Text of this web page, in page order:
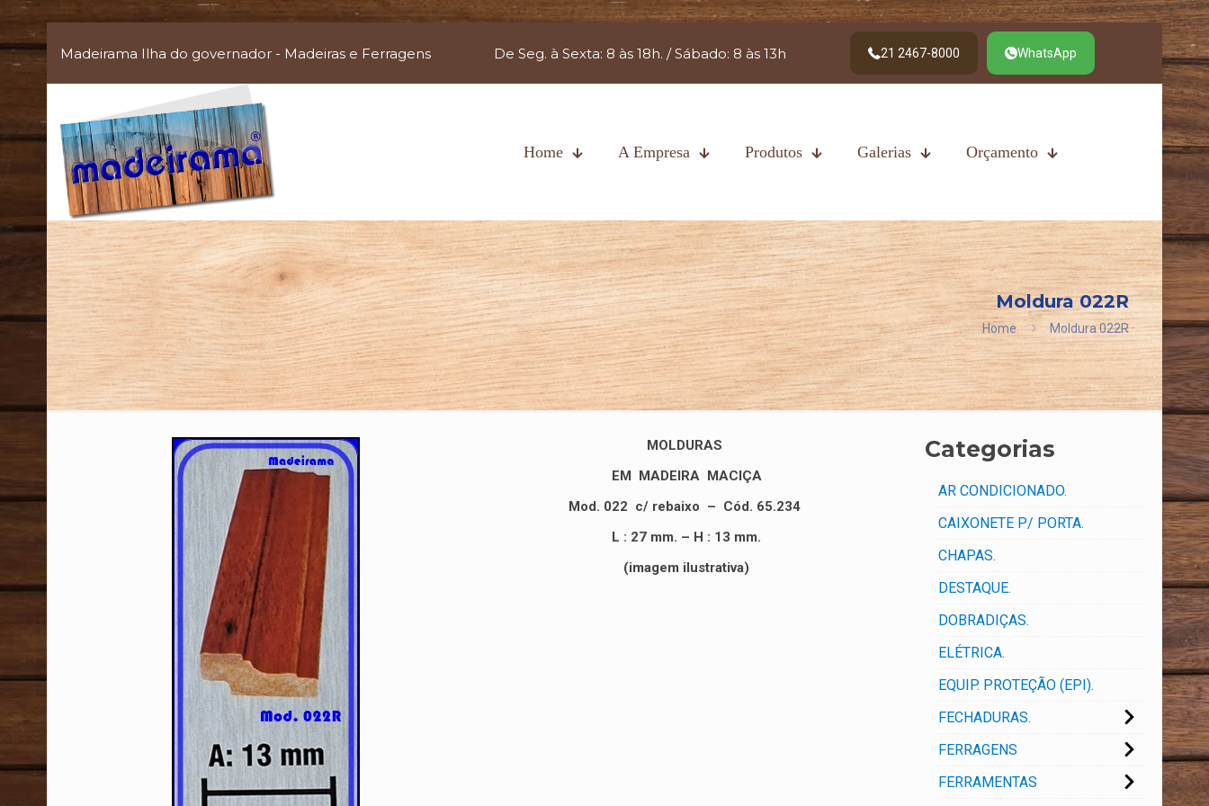
Madeirama Ilha do governador - Madeiras e Ferragens De Seg. à Sexta: 8 às 18h. / Sábado: 8 às 13h 21 2467-8000 WhatsApp
Home A Empresa Produtos Galerias Orçamento
Moldura 022R
Home Moldura 022R
MOLDURAS
EM MADEIRA MACIÇA
Mod. 022 c/ rebaixo – Cód. 65.234
L : 27 mm. – H : 13 mm.
(imagem ilustrativa)
Categorias
AR CONDICIONADO.
CAIXONETE P/ PORTA.
CHAPAS.
DESTAQUE.
DOBRADIÇAS.
ELÉTRICA.
EQUIP. PROTEÇÃO (EPI).
FECHADURAS.
FERRAGENS
FERRAMENTAS